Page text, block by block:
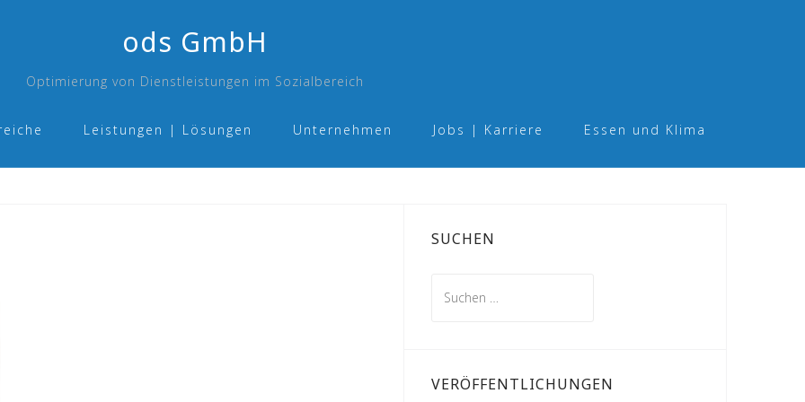
ods GmbH
Optimierung von Dienstleistungen im Sozialbereich
Leistungen | Lösungen Unternehmen Jobs | Karriere Essen und Klima
SUCHEN
nach:
VERÖFFENTLICHUNGEN